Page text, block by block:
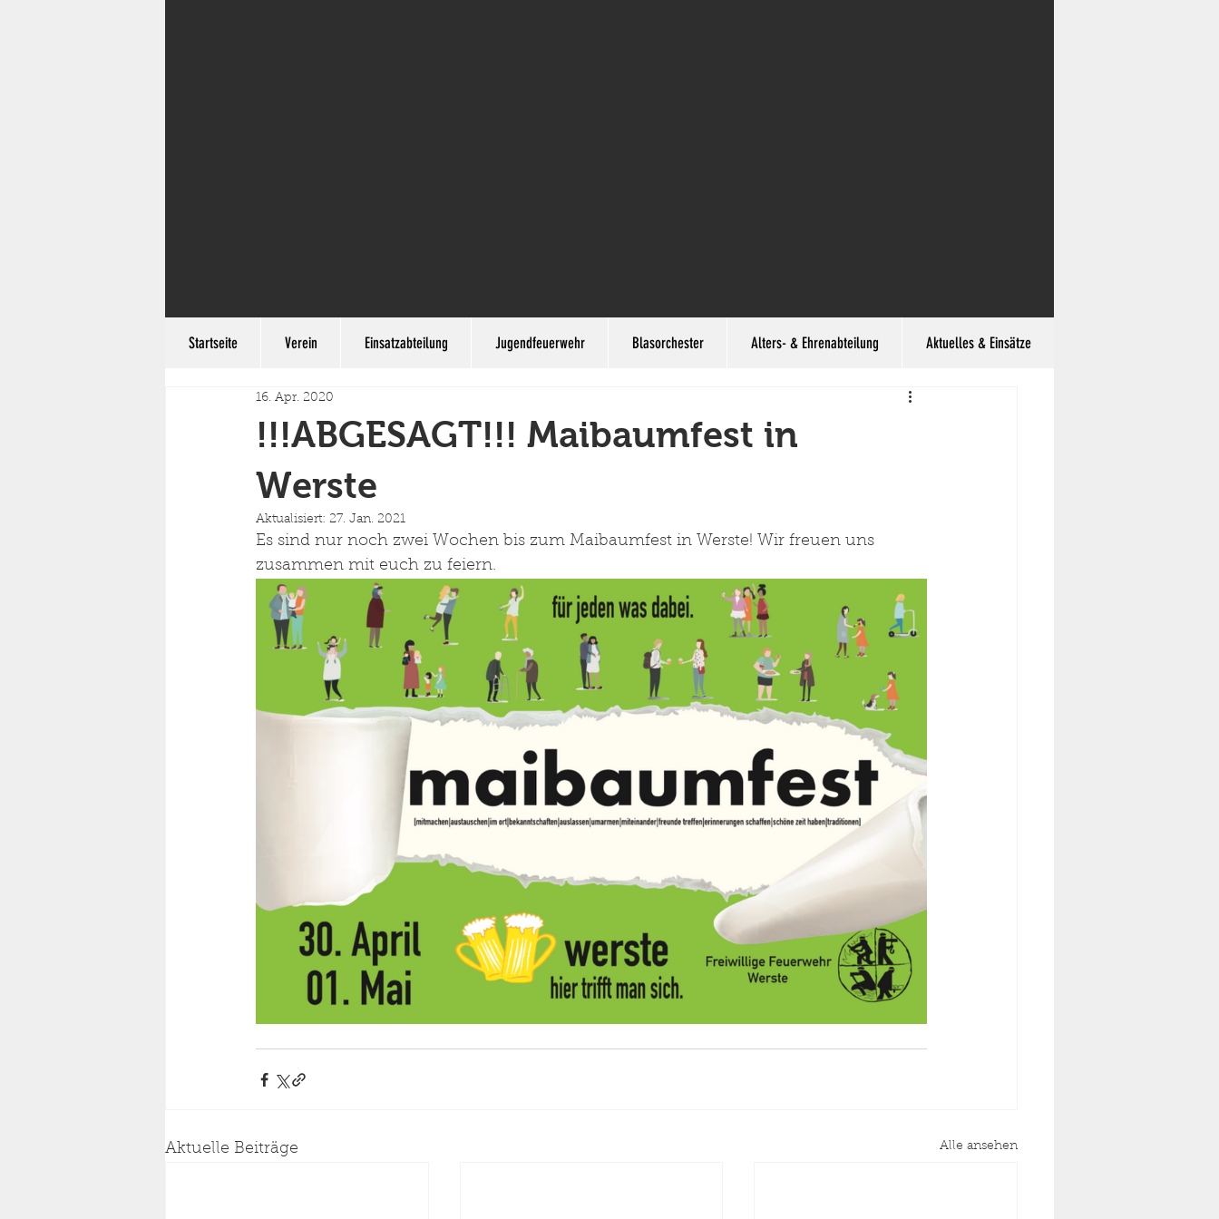
!!!ABGESAGT!!! Maibaumfest in
Werste
16. Apr. 2020
Aktualisiert: 27. Jan. 2021
Es sind nur noch zwei Wochen bis zum Maibaumfest in Werste! Wir freuen uns
zusammen mit euch zu feiern.
Aktuelle Beiträge Alle ansehen
Startseite Verein Einsatzabteilung Jugendfeuerwehr Blasorchester Alters- & Ehrenabteilung Aktuelles & Einsätze